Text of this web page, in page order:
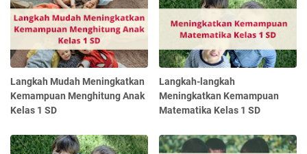
Langkah Mudah Meningkatkan
Kemampuan Menghitung Anak
Kelas 1 SD
Langkah-langkah
Meningkatkan Kemampuan
Matematika Kelas 1 SD